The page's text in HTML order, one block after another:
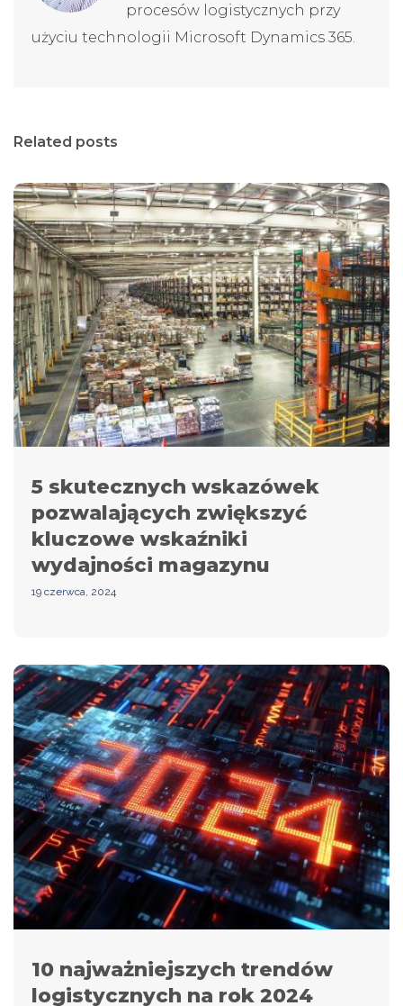
procesów logistycznych przy
użyciu technologii Microsoft Dynamics 365.
Related posts
5 skutecznych wskazówek
pozwalających zwiększyć
kluczowe wskaźniki
wydajności magazynu
19 czerwca, 2024
10 najważniejszych trendów
logistycznych na rok 2024